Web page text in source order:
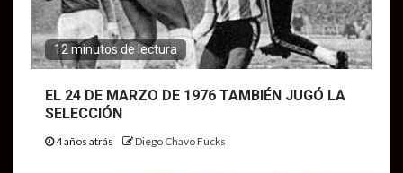
12 minutos de lectura
EL 24 DE MARZO DE 1976 TAMBIÉN JUGÓ LA
SELECCIÓN
4 años atrás Diego Chavo Fucks